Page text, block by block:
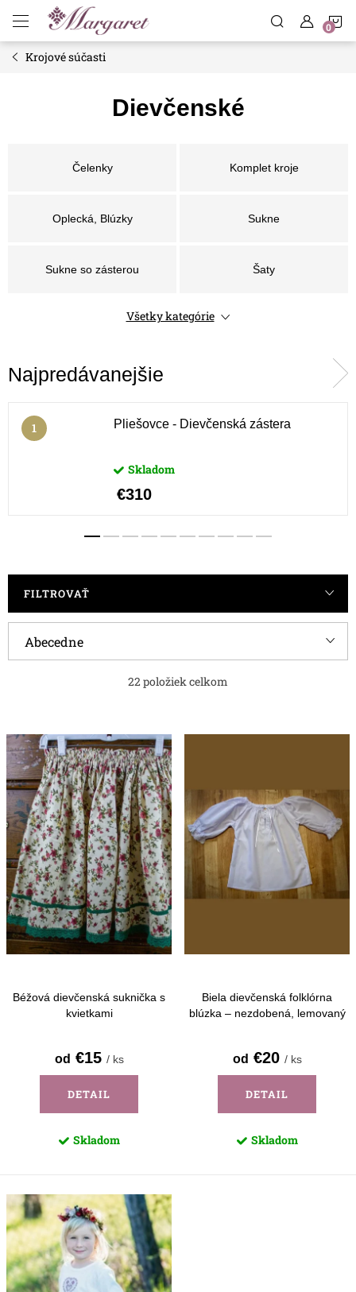
obsah
Krojové súčasti
Dievčenské
Čelenky Komplet kroje
Oplecká, Blúzky Sukne
Sukne so zásterou Šaty
Vestičky, ĽajblíkyVšetky kategórie
Najpredávanejšie
Pliešovce - Dievčenská zástera
Skladom
€310
FILTROVAŤ
a
n
i
e
p
r
o
d
u
k
o
Abecedne
Najpredávanejšie
22 položiek celkom
ý
p
i
s
p
r
o
d
k
Béžová dievčenská suknička s
kvietkami
od €15 / ks
DETAIL
Skladom
Biela dievčenská folklórna
blúzka – nezdobená, lemovaný
od €20 / ks
DETAIL
Skladom